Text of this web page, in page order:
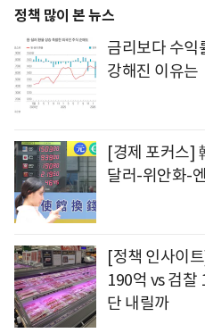
정책 많이 본 뉴스
금리보다 수
강해진 이유는
[경제 포커스]
달러-위안화-
[정책 인사이
190억 vs 검
단 내릴까